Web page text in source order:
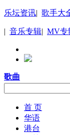
乐坛资讯| 歌手大
| 音乐专辑| MV专
歌曲
首 页
华语
港台